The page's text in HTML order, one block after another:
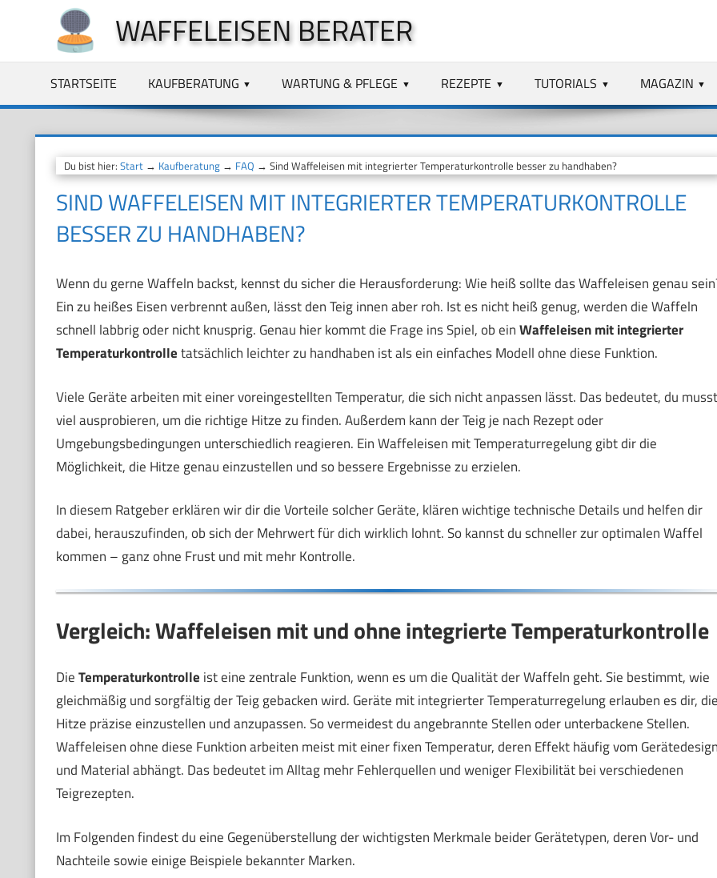
springen
WAFFELEISEN BERATER
STARTSEITE KAUFBERATUNG WARTUNG & PFLEGE REZEPTE TUTORIALS MAGAZIN
Du bist hier: Start→ Kaufberatung→ FAQ → Sind Waffeleisen mit integrierter Temperaturkontrolle besser zu handhaben?
SIND WAFFELEISEN MIT INTEGRIERTER TEMPERATURKONTROLLE
BESSER ZU HANDHABEN?
Wenn du gerne Waffeln backst, kennst du sicher die Herausforderung: Wie heiß sollte das Waffeleisen genau
Ein zu heißes Eisen verbrennt außen, lässt den Teig innen aber roh. Ist es nicht heiß genug, werden die Waffeln
schnell labbrig oder nicht knusprig. Genau hier kommt die Frage ins Spiel, ob einWaffeleisen mit integrierter
Temperaturkontrolletatsächlich leichter zu handhaben ist als ein einfaches Modell ohne diese Funktion.
Viele Geräte arbeiten mit einer voreingestellten Temperatur, die sich nicht anpassen lässt. Das bedeutet, du musst
viel ausprobieren, um die richtige Hitze zu finden. Außerdem kann der Teig je nach Rezept oder
Umgebungsbedingungen unterschiedlich reagieren. Ein Waffeleisen mit Temperaturregelung gibt dir die
Möglichkeit, die Hitze genau einzustellen und so bessere Ergebnisse zu erzielen.
In diesem Ratgeber erklären wir dir die Vorteile solcher Geräte, klären wichtige technische Details und helfen dir
dabei, herauszufinden, ob sich der Mehrwert für dich wirklich lohnt. So kannst du schneller zur optimalen Waffel
kommen – ganz ohne Frust und mit mehr Kontrolle.
Vergleich: Waffeleisen mit und ohne integrierte Temperaturkontrolle
DieTemperaturkontrolle ist eine zentrale Funktion, wenn es um die Qualität der Waffeln geht. Sie bestimmt, wie
gleichmäßig und sorgfältig der Teig gebacken wird. Geräte mit integrierter Temperaturregelung erlauben es dir, die
Hitze präzise einzustellen und anzupassen. So vermeidest du angebrannte Stellen oder unterbackene Stellen.
Waffeleisen ohne diese Funktion arbeiten meist mit einer fixen Temperatur, deren Effekt häufig vom Gerätedesign
und Material abhängt. Das bedeutet im Alltag mehr Fehlerquellen und weniger Flexibilität bei verschiedenen
Teigrezepten.
Im Folgenden findest du eine Gegenüberstellung der wichtigsten Merkmale beider Gerätetypen, deren Vor- und
Nachteile sowie einige Beispiele bekannter Marken.